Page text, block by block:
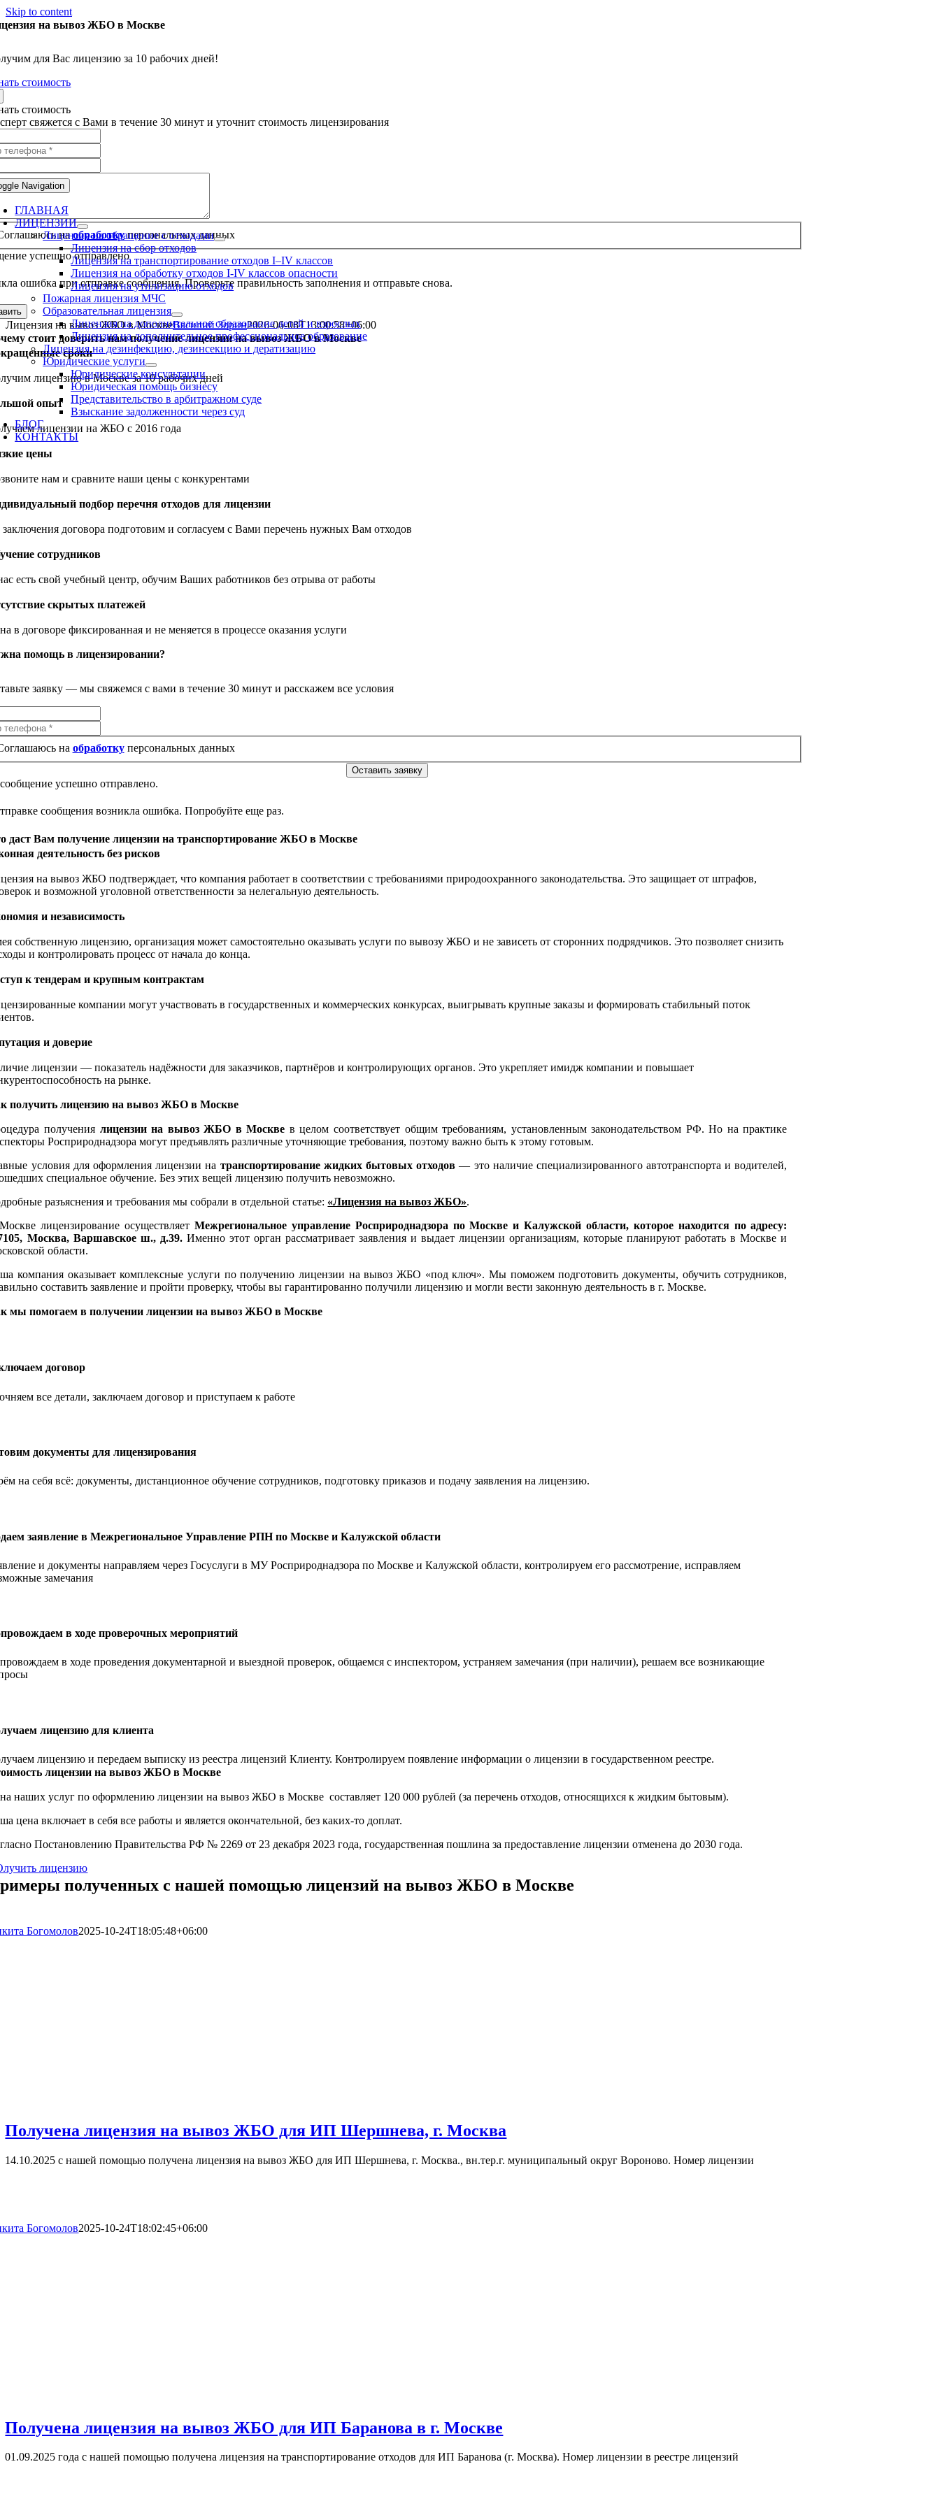
Skip to content
Navigation
ГЛАВНАЯ
ЛИЦЕНЗИИ
Лицензия на обращение с отходами
Лицензия на сбор отходов
Лицензия на транспортирование отходов I–IV классов
Лицензия на обработку отходов I-IV классов опасности
Лицензия на утилизацию отходов
Пожарная лицензия МЧС
Образовательная лицензия
Лицензия на дополнительное образование детей и взрослых
Лицензия на дополнительное профессиональное образование
Лицензия на дезинфекцию, дезинсекцию и дератизацию
Юридические услуги
Юридические консультации
Юридическая помощь бизнесу
Представительство в арбитражном суде
Взыскание задолженности через суд
БЛОГ
КОНТАКТЫ
074-38-32
на вывоз ЖБО в Москве
для Вас лицензию за 10 рабочих дней!
стоимость
стоимость
свяжется с Вами в течение 30 минут и уточнит стоимость лицензирования
наобработкуперсональных данных
успешно отправлено
ошибка при отправке сообщения. Проверьте правильность заполнения и отправьте снова.
Лицензия на вывоз ЖБО в МосквеВасилий Зорин2026-06-08T13:00:58+06:00
стоит доверить нам получение лицензии на вывоз ЖБО в Москве
сроки
лицензию в Москве за 10 рабочих дней
опыт
лицензии на ЖБО с 2016 года
цены
нам и сравните наши цены с конкурентами
подбор перечня отходов для лицензии
договора подготовим и согласуем с Вами перечень нужных Вам отходов
сотрудников
есть свой учебный центр, обучим Ваших работников без отрыва от работы
скрытых платежей
в договоре фиксированная и не меняется в процессе оказания услуги
помощь в лицензировании?
заявку — мы свяжемся с вами в течение 30 минут и расскажем все условия
на обработкуперсональных данных
Оставить заявку
успешно отправлено.
сообщения возникла ошибка. Попробуйте еще раз.
даст Вам получение лицензии на транспортирование ЖБО в Москве
деятельность без рисков
на вывоз ЖБО подтверждает, что компания работает в соответствии с требованиями природоохранного законодательства. Это защищает от штрафов,
и возможной уголовной ответственности за нелегальную деятельность.
и независимость
собственную лицензию, организация может самостоятельно оказывать услуги по вывозу ЖБО и не зависеть от сторонних подрядчиков. Это позволяет снизить
и контролировать процесс от начала до конца.
к тендерам и крупным контрактам
компании могут участвовать в государственных и коммерческих конкурсах, выигрывать крупные заказы и формировать стабильный поток
и доверие
лицензии — показатель надёжности для заказчиков, партнёров и контролирующих органов. Это укрепляет имидж компании и повышает
на рынке.
получить лицензию на вывоз ЖБО в Москве
получения лицензии на вывоз ЖБО в Москве в целом соответствует общим требованиям, установленным законодательством РФ. Но на практике
Росприроднадзора могут предъявлять различные уточняющие требования, поэтому важно быть к этому готовым.
условия для оформления лицензии на транспортирование жидких бытовых отходов — это наличие специализированного автотранспорта и водителей,
специальное обучение. Без этих вещей лицензию получить невозможно.
разъяснения и требования мы собрали в отдельной статье: «Лицензия на вывоз ЖБО».
лицензирование осуществляет Межрегиональное управление Росприроднадзора по Москве и Калужской области, которое находится по адресу:
Москва, Варшавское ш., д.39. Именно этот орган рассматривает заявления и выдает лицензии организациям, которые планируют работать в Москве и
области.
компания оказывает комплексные услуги по получению лицензии на вывоз ЖБО «под ключ». Мы поможем подготовить документы, обучить сотрудников,
составить заявление и пройти проверку, чтобы вы гарантированно получили лицензию и могли вести законную деятельность в г. Москве.
мы помогаем в получении лицензии на вывоз ЖБО в Москве
договор
все детали, заключаем договор и приступаем к работе
документы для лицензирования
на себя всё: документы, дистанционное обучение сотрудников, подготовку приказов и подачу заявления на лицензию.
заявление в Межрегиональное Управление РПН по Москве и Калужской области
и документы направляем через Госуслуги в МУ Росприроднадзора по Москве и Калужской области, контролируем его рассмотрение, исправляем
замечания
в ходе проверочных мероприятий
в ходе проведения документарной и выездной проверок, общаемся с инспектором, устраняем замечания (при наличии), решаем все возникающие
лицензию для клиента
лицензию и передаем выписку из реестра лицензий Клиенту. Контролируем появление информации о лицензии в государственном реестре.
лицензии на вывоз ЖБО в Москве
наших услуг по оформлению лицензии на вывоз ЖБО в Москве составляет 120 000 рублей (за перечень отходов, относящихся к жидким бытовым).
цена включает в себя все работы и является окончательной, без каких-то доплат.
Постановлению Правительства РФ № 2269 от 23 декабря 2023 года, государственная пошлина за предоставление лицензии отменена до 2030 года.
лицензию
полученных с нашей помощью лицензий на вывоз ЖБО в Москве
Богомолов2025-10-24T18:05:48+06:00
Получена лицензия на вывоз ЖБО для ИП Шершнева, г. Москва
14.10.2025 с нашей помощью получена лицензия на вывоз ЖБО для ИП Шершнева, г. Москва., вн.тер.г. муниципальный округ Вороново. Номер лицензии
Богомолов2025-10-24T18:02:45+06:00
Получена лицензия на вывоз ЖБО для ИП Баранова в г. Москве
01.09.2025 года с нашей помощью получена лицензия на транспортирование отходов для ИП Баранова (г. Москва). Номер лицензии в реестре лицензий